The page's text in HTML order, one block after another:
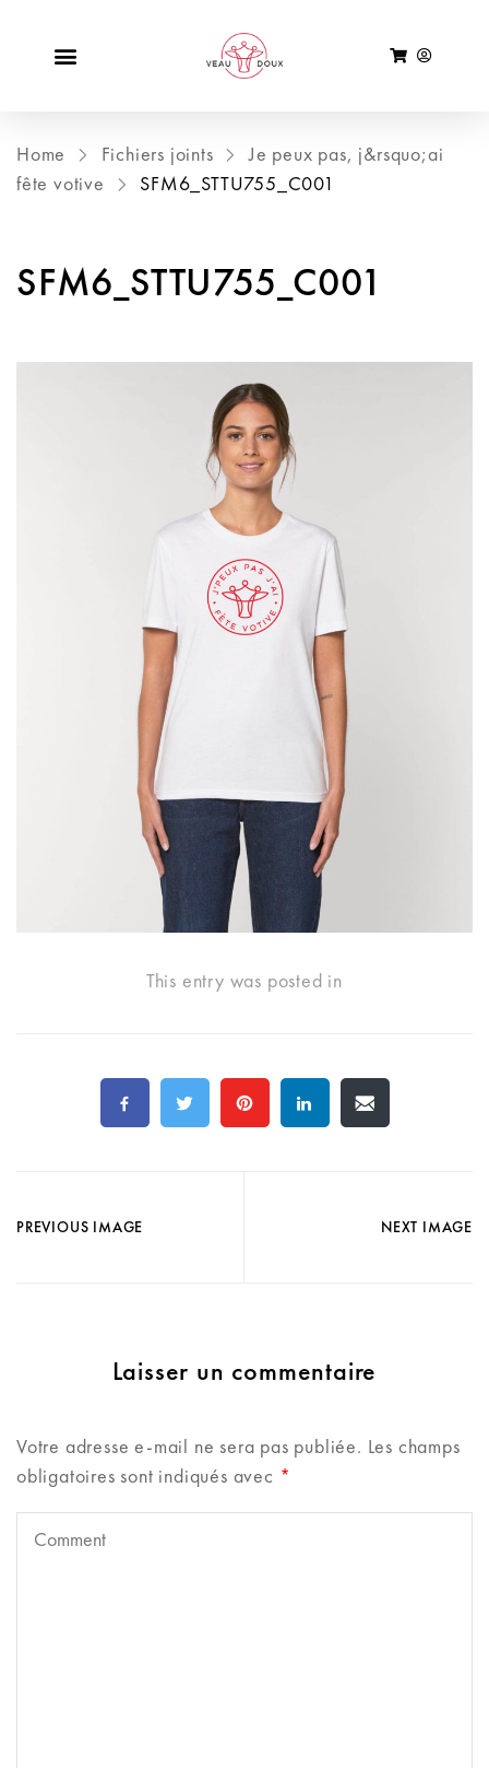
Home Fichiers joints
Je peux pas, j&rsquo;ai
fête votive
SFM6_STTU755_C001
SFM6_STTU755_C001
This entry was posted in
PREVIOUS IMAGE NEXT IMAGE
Laisser un commentaire
Votre adresse e-mail ne sera pas publiée. Les champs
obligatoires sont indiqués avec *